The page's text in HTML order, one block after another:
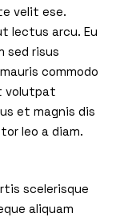
velit ese.
lectus arcu. Eu
sed risus
commodo
volutpat
et magnis dis
leo a diam.
scelerisque
aliquam